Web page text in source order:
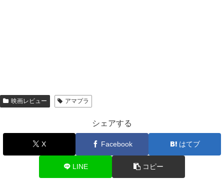
映画レビュー アマプラ
シェアする
X Facebook はてブ
LINE コピー